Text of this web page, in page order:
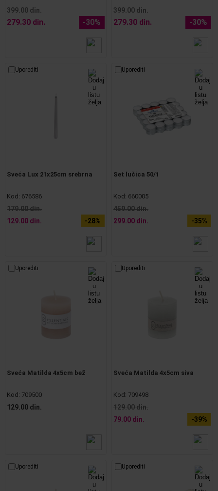
399.00 din.
279.30 din. -30%
399.00 din.
279.30 din. -30%
Uporediti
Sveća Lux 21x25cm srebrna
Kod: 676586
179.00 din.
129.00 din.
-28%
Uporediti
Set lučica 50/1
Kod: 660005
459.00 din.
299.00 din.
-35%
Uporediti
Sveća Matilda 4x5cm bež
Kod: 709500
129.00 din.
Uporediti
Sveća Matilda 4x5cm siva
Kod: 709498
129.00 din.
79.00 din.
-39%
Uporediti Uporediti